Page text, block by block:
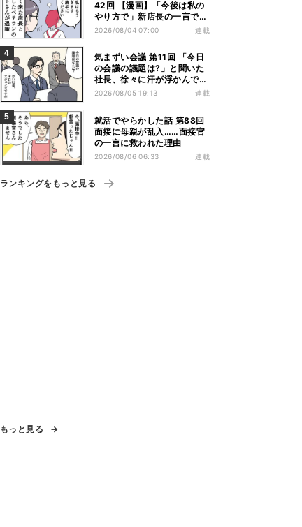
42回 【漫画】「今後は私の
やり方で」新店長の一言でベ
テラン退職→崩壊した現場
2026/08/04 07:00 連載
気まずい会議 第11回 「今日
の会議の議題は?」と聞いた
社長、徐々に汗が浮かんでき
た
2026/08/05 19:13 連載
就活でやらかした話 第88回
面接に母親が乱入……面接官
の一言に救われた理由
2026/08/06 06:33 連載
ランキングをもっと見る
もっと見る